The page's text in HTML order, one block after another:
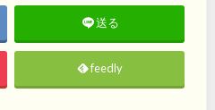
送る
feedly